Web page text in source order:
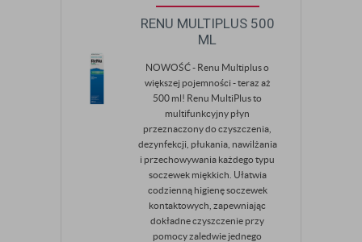
RENU MULTIPLUS 500
ML
NOWOŚĆ - Renu Multiplus o
większej pojemności - teraz aż
500 ml! Renu MultiPlus to
multifunkcyjny płyn
przeznaczony do czyszczenia,
dezynfekcji, płukania, nawilżania
i przechowywania każdego typu
soczewek miękkich. Ułatwia
codzienną higienę soczewek
kontaktowych, zapewniając
dokładne czyszczenie przy
pomocy zaledwie jednego